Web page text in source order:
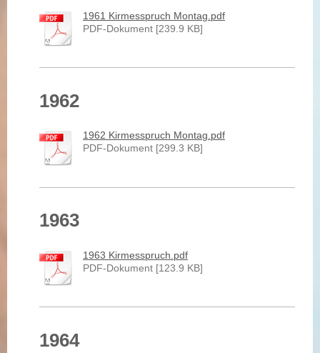
1961 Kirmesspruch Montag.pdf
PDF-Dokument [239.9 KB]
1962
1962 Kirmesspruch Montag.pdf
PDF-Dokument [299.3 KB]
1963
1963 Kirmesspruch.pdf
PDF-Dokument [123.9 KB]
1964